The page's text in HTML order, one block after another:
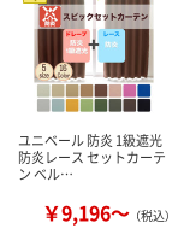
ユニベール 防炎 1級遮光
防炎レース セットカーテ
ン ベル…
￥9,196～ （税込）